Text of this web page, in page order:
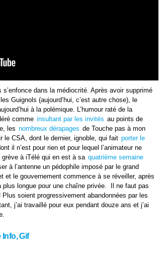
dans la médiocrité. Après avoir supprimé
Guignols (aujourd’hui, c’est autre chose), le
à la polémique. L’humour raté de la
comme insultant par les invités au points de
les nombreux dérapages de Touche pas à mon
le CSA, dont le dernier, ignoble, qui fait porter le
il n’est pour rien et pour lequel l’animateur ne
grève à iTélé qui en est à sa quatrième semaine
à l’antenne un pédophile imposé par le grand
et le gouvernement commence à se réveiller, après
longue pour une chaîne privée. Il ne faut pas
soient progressivement abandonnées par les
j’ai travaillé pour eux pendant douze ans et j’ai
Info,Gif